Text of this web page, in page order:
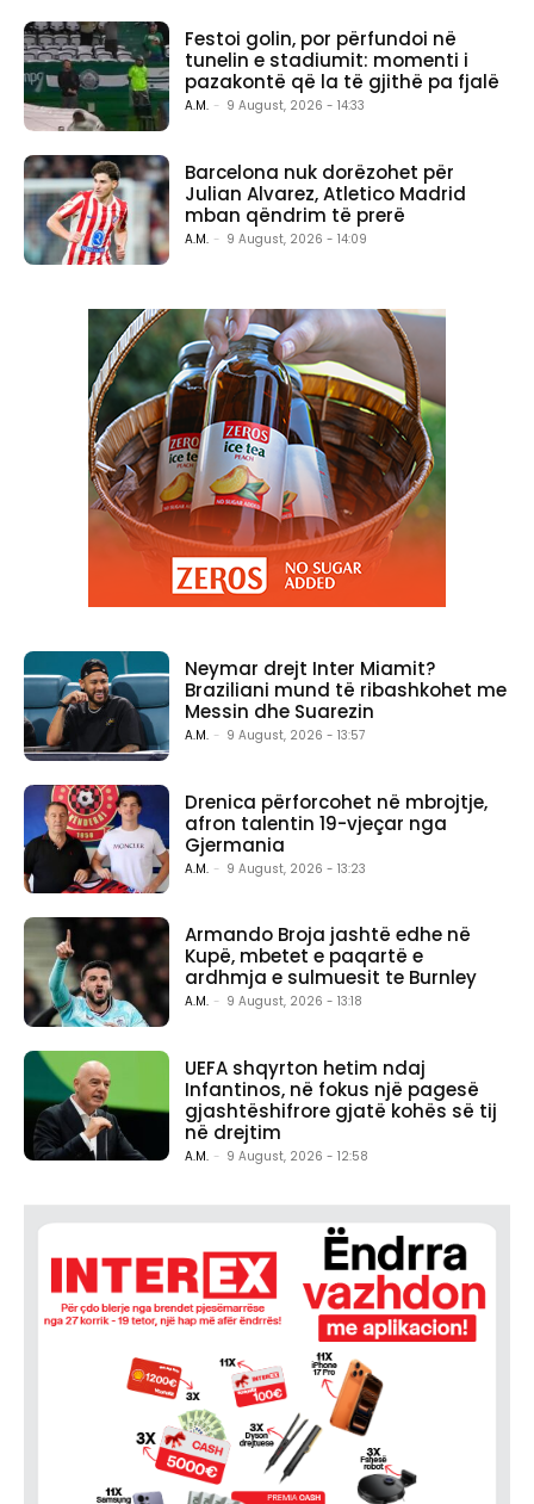
Festoi golin, por përfundoi në
tunelin e stadiumit: momenti i
pazakontë që la të gjithë pa fjalë
A.M. - 9 August, 2026 - 14:33
Barcelona nuk dorëzohet për
Julian Alvarez, Atletico Madrid
mban qëndrim të prerë
A.M. - 9 August, 2026 - 14:09
Neymar drejt Inter Miamit?
Braziliani mund të ribashkohet me
Messin dhe Suarezin
A.M. - 9 August, 2026 - 13:57
Drenica përforcohet në mbrojtje,
afron talentin 19-vjeçar nga
Gjermania
A.M. - 9 August, 2026 - 13:23
Armando Broja jashtë edhe në
Kupë, mbetet e paqartë e
ardhmja e sulmuesit te Burnley
A.M. - 9 August, 2026 - 13:18
UEFA shqyrton hetim ndaj
Infantinos, në fokus një pagesë
gjashtëshifrore gjatë kohës së tij
në drejtim
A.M. - 9 August, 2026 - 12:58